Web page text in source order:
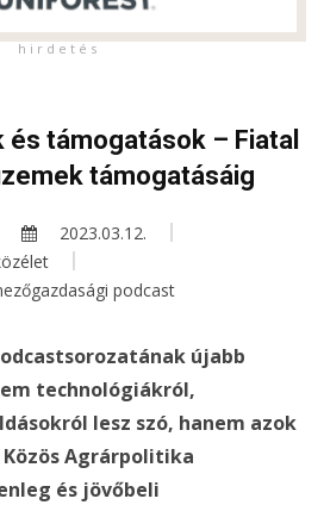
h i r d e t é s
támogatások – Fiatal
támogatásáig
2023.03.12.
podcast
újabb
technológiákról,
lesz szó, hanem azok
Agrárpolitika
és jövőbeli